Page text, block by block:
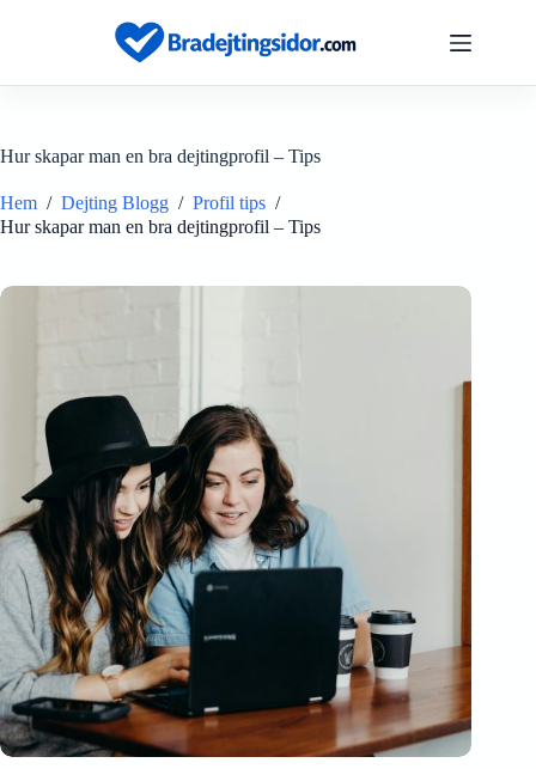
Hur skapar man en bra dejtingprofil – Tips
Hem / Dejting Blogg / Profil tips /
Hur skapar man en bra dejtingprofil – Tips